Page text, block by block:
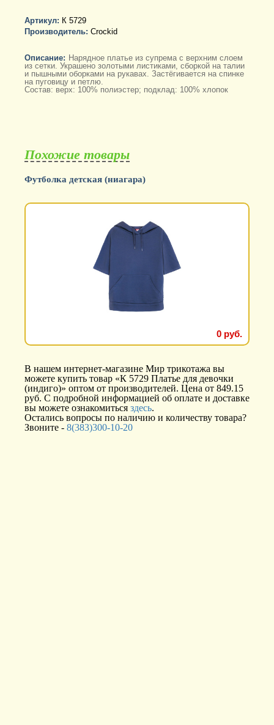
Артикул: К 5729
Производитель: Crockid
Описание: Нарядное платье из супрема с верхним слоем
из сетки. Украшено золотыми листиками, сборкой на талии
и пышными оборками на рукавах. Застёгивается на спинке
на пуговицу и петлю.
Состав: верх: 100% полиэстер; подклад: 100% хлопок
Похожие товары
Футболка детская (ниагара)
0 руб.
В нашем интернет-магазине Мир трикотажа вы
можете купить товар «К 5729 Платье для девочки
(индиго)» оптом от производителей. Цена от 849.15
руб. С подробной информацией об оплате и доставке
вы можете ознакомиться здесь.
Остались вопросы по наличию и количеству товара?
Звоните - 8(383)300-10-20